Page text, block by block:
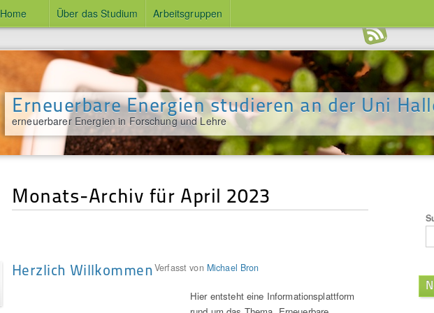
Home Über das Studium Arbeitsgruppen
Erneuerbare Energien studieren an der Uni
erneuerbarer Energien in Forschung und Lehre
Monats-Archiv für April 2023
Herzlich WillkommenVerfasst von Michael Bron
Hier entsteht eine Informationsplattform